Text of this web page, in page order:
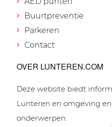
Buurtpreventie
Parkeren
Contact
OVER LUNTEREN.COM
Deze website biedt
Lunteren en omgeving
onderwerpen.